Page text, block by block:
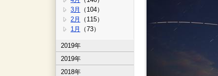
3月
（104）
2月
（115）
1月
（73）
2019年
2019年
2018年